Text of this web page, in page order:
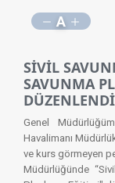
A
SİVİL
SAVUNMA
DÜZENLENDİ
Genel
Havalimanı
ve kurs görmeyen
Müdürlüğünde